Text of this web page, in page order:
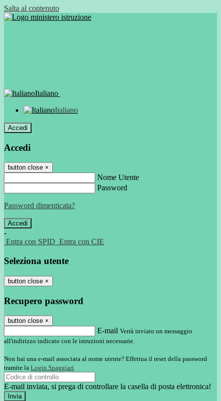
Salta al contenuto
Italiano
Italiano
Accedi
Accedi
button close ×
Nome Utente
Password
Password dimenticata?
-
Entra con SPID Entra con CIE
Seleziona utente
button close ×
Recupero password
button close ×
E-mail Verrà inviato un messaggio
all'indirizzo indicato con le istruzioni necessarie.
Non hai una e-mail associata al nome utente? Effettua il reset della password
tramite la Login Spaggiari
E-mail inviata, si prega di controllare la casella di posta elettronica!